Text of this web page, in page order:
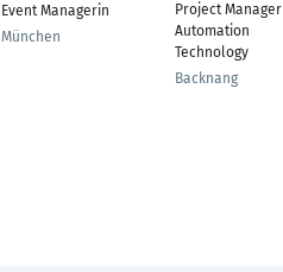
Event Managerin
München
Project Manager
Automation
Technology
Backnang